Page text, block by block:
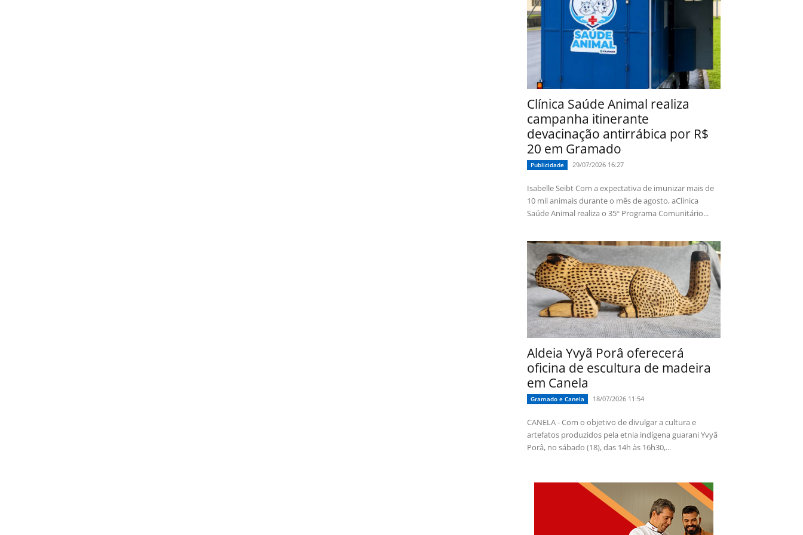
Clínica Saúde Animal realiza
campanha itinerante
devacinação antirrábica por R$
20 em Gramado
Publicidade 29/07/2026 16:27
Isabelle Seibt Com a expectativa de imunizar mais de
10 mil animais durante o mês de agosto, aClínica
Saúde Animal realiza o 35º Programa Comunitário...
Aldeia Yvyã Porâ oferecerá
oficina de escultura de madeira
em Canela
Gramado e Canela 18/07/2026 11:54
CANELA - Com o objetivo de divulgar a cultura e
artefatos produzidos pela etnia indígena guarani Yvyã
Porâ, no sábado (18), das 14h às 16h30,...